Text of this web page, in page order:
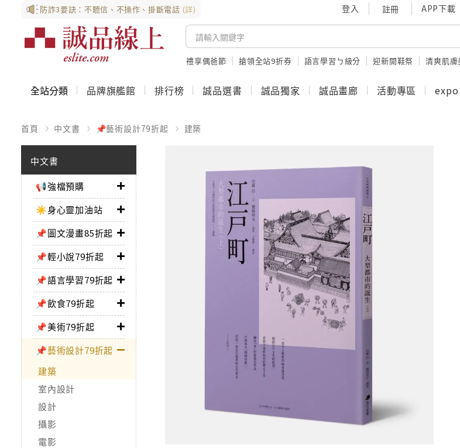
防詐3要訣：不聽信、不操作、掛斷電話 (詳) 登入 註冊 APP下載
禮享偶爸節 搶領全站9折券 語言學習ㄅ級分 迎新開鞋祭 清爽肌膚
全站分類 品牌旗艦館 排行榜 誠品選書 誠品獨家 誠品畫廊 活動專區 expo
首頁 中文書 📌藝術設計79折起 建築
中文書
📢強檔預購
☀️身心靈加油站
📌圖文漫畫85折起
📌輕小說79折起
📌語言學習79折起
📌飲食79折起
📌美術79折起
📌藝術設計79折起
建築
室內設計
設計
攝影
電影